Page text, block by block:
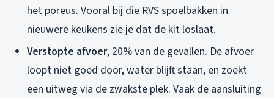
het poreus. Vooral bij die RVS spoelbakken in
nieuwere keukens zie je dat de kit loslaat.
Verstopte afvoer, 20% van de gevallen. De afvoer
loopt niet goed door, water blijft staan, en zoekt
een uitweg via de zwakste plek. Vaak de aansluiting